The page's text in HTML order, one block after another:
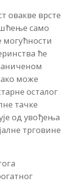
овакве врсте
само
ће
може
осталог
тачке
од увођења
трговине